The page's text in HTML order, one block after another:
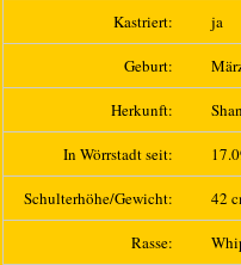
Kastriert: ja
Geburt:
Herkunft:
In Wörrstadt seit:
Schulterhöhe/Gewicht: 42
Rasse: